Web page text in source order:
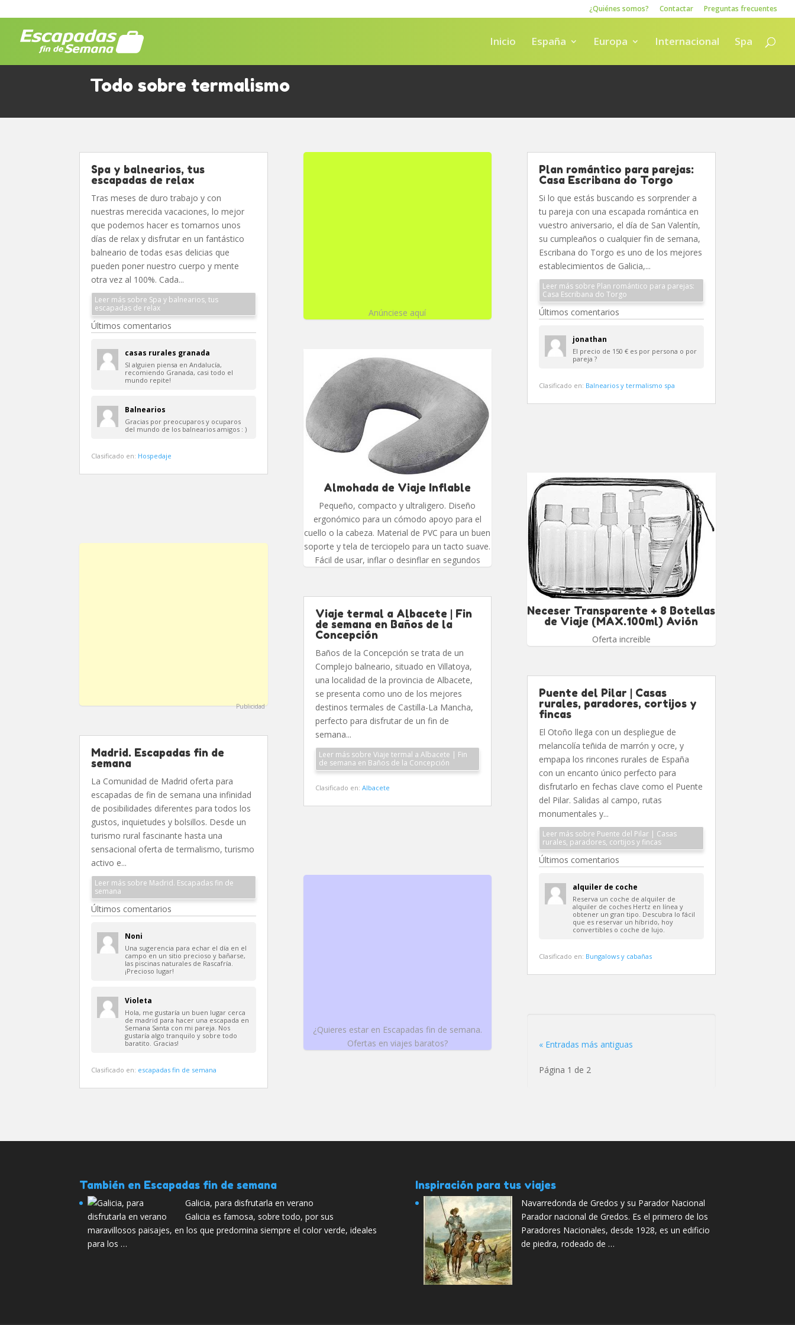
¿Quiénes somos? Contactar Preguntas frecuentes
Inicio España Europa Internacional Spa
Todo sobre termalismo
Spa y balnearios, tus
escapadas de relax
Tras meses de duro trabajo y con
nuestras merecida vacaciones, lo mejor
que podemos hacer es tomarnos unos
días de relax y disfrutar en un fantástico
balneario de todas esas delicias que
pueden poner nuestro cuerpo y mente
otra vez al 100%. Cada...
Leer más sobre Spa y balnearios, tus
escapadas de relax
Últimos comentarios
casas rurales granada
SI alguien piensa en Andalucía,
recomiendo Granada, casi todo el
mundo repite!
Balnearios
Gracias por preocuparos y ocuparos
del mundo de los balnearios amigos : )
Clasificado en: Hospedaje
Publicidad
Madrid. Escapadas fin de
semana
La Comunidad de Madrid oferta para
escapadas de fin de semana una infinidad
de posibilidades diferentes para todos los
gustos, inquietudes y bolsillos. Desde un
turismo rural fascinante hasta una
sensacional oferta de termalismo, turismo
activo e...
Leer más sobre Madrid. Escapadas fin de
semana
Últimos comentarios
Noni
Una sugerencia para echar el día en el
campo en un sitio precioso y bañarse,
las piscinas naturales de Rascafría.
¡Precioso lugar!
Violeta
Hola, me gustaría un buen lugar cerca
de madrid para hacer una escapada en
Semana Santa con mi pareja. Nos
gustaría algo tranquilo y sobre todo
baratito. Gracias!
Clasificado en: escapadas fin de semana
Anúnciese aquí
Almohada de Viaje Inflable
Pequeño, compacto y ultraligero. Diseño
ergonómico para un cómodo apoyo para el
cuello o la cabeza. Material de PVC para un buen
soporte y tela de terciopelo para un tacto suave.
Fácil de usar, inflar o desinflar en segundos
Viaje termal a Albacete | Fin
de semana en Baños de la
Concepción
Baños de la Concepción se trata de un
Complejo balneario, situado en Villatoya,
una localidad de la provincia de Albacete,
se presenta como uno de los mejores
destinos termales de Castilla-La Mancha,
perfecto para disfrutar de un fin de
semana...
Leer más sobre Viaje termal a Albacete | Fin
de semana en Baños de la Concepción
Clasificado en: Albacete
¿Quieres estar en Escapadas fin de semana.
Ofertas en viajes baratos?
Plan romántico para parejas:
Casa Escribana do Torgo
Si lo que estás buscando es sorprender a
tu pareja con una escapada romántica en
vuestro aniversario, el día de San Valentín,
su cumpleaños o cualquier fin de semana,
Escribana do Torgo es uno de los mejores
establecimientos de Galicia,...
Leer más sobre Plan romántico para parejas:
Casa Escribana do Torgo
Últimos comentarios
jonathan
El precio de 150 € es por persona o por
pareja ?
Clasificado en: Balnearios y termalismo spa
Neceser Transparente + 8 Botellas
de Viaje (MAX.100ml) Avión
Oferta increible
Puente del Pilar | Casas
rurales, paradores, cortijos y
fincas
El Otoño llega con un despliegue de
melancolía teñida de marrón y ocre, y
empapa los rincones rurales de España
con un encanto único perfecto para
disfrutarlo en fechas clave como el Puente
del Pilar. Salidas al campo, rutas
monumentales y...
Leer más sobre Puente del Pilar | Casas
rurales, paradores, cortijos y fincas
Últimos comentarios
alquiler de coche
Reserva un coche de alquiler de
alquiler de coches Hertz en línea y
obtener un gran tipo. Descubra lo fácil
que es reservar un híbrido, hoy
convertibles o coche de lujo.
Clasificado en: Bungalows y cabañas
« Entradas más antiguas
Página 1 de 2
También en Escapadas fin de semana
Galicia, para disfrutarla en verano
Galicia es famosa, sobre todo, por sus
maravillosos paisajes, en los que predomina siempre el color verde, ideales
para los …
Inspiración para tus viajes
Navarredonda de Gredos y su Parador Nacional
Parador nacional de Gredos. Es el primero de los
Paradores Nacionales, desde 1928, es un edificio
de piedra, rodeado de …